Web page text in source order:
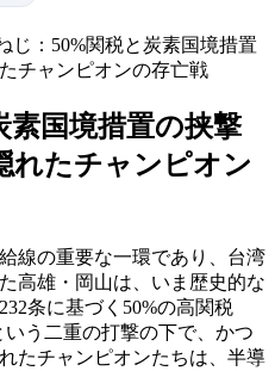
じ：50%関税と炭素国境措置
チャンピオンの存亡戦
素国境措置の挟撃
れたチャンピオン
線の重要な一環であり、台湾
高雄・岡山は、いま歴史的な
条に基づく50%の高関税
う二重の打撃の下で、かつ
たチャンピオンたちは、半導